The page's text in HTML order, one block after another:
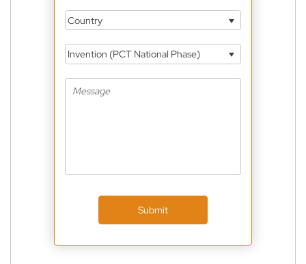
Country
Invention (PCT National Phase)
Submit